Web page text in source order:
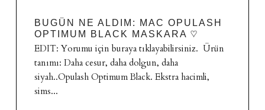
BUGÜN NE ALDIM: MAC OPULASH
OPTIMUM BLACK MASKARA ♡
EDIT: Yorumu için buraya tıklayabilirsiniz. Ürün
tanımı: Daha cesur, daha dolgun, daha
siyah..Opulash Optimum Black. Ekstra hacimli,
sims...